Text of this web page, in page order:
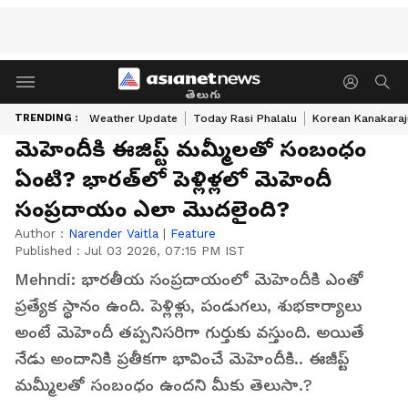
తెలుగు
TRENDING : Weather Update Today Rasi Phalalu Korean
మెహెందీకి ఈజిప్ట్ మమ్మీలతో సంబంధం
ఏంటి? భారత్‌లో పెళ్లిళ్లలో మెహెందీ
సంప్రదాయం ఎలా మొదలైంది?
Author : Narender Vaitla | Feature
Published : Jul 03 2026, 07:15 PM IST
Mehndi: భారతీయ సంప్రదాయంలో మెహెందీకి ఎంతో
ప్రత్యేక స్థానం ఉంది. పెళ్లిళ్లు, పండుగలు, శుభకార్యాలు
అంటే మెహెందీ తప్పనిసరిగా గుర్తుకు వస్తుంది. అయితే
నేడు అందానికి ప్రతీకగా భావించే మెహెందీకి.. ఈజీప్ట్
మ‌మ్మీల‌తో సంబంధం ఉంద‌ని మీకు తెలుసా.?